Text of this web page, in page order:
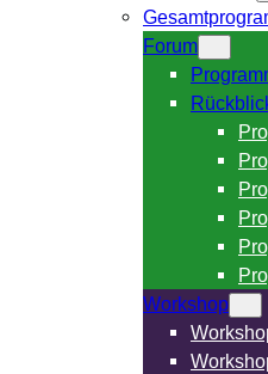
Forum
Workshop